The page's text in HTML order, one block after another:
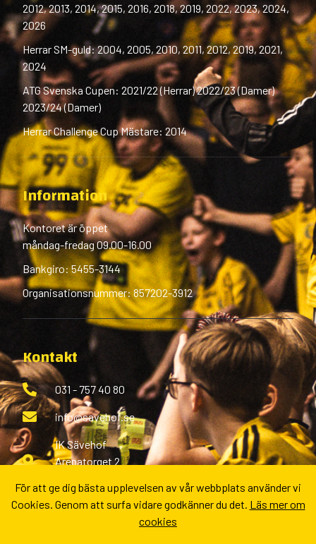
2012, 2013, 2014, 2015, 2016, 2018, 2019, 2022, 2023, 2024,
2026
Herrar SM-guld: 2004, 2005, 2010, 2011, 2012, 2019, 2021,
2024
ATG Svenska Cupen: 2021/22 (Herrar) 2022/23 (Damer)
2023/24 (Damer)
Herrar Challenge Cup Mästare: 2014
Information
Kontoret är öppet
måndag-fredag 09.00-16.00
Bankgiro: 5455-3144
Organisationsnummer: 857202-3912
Kontakt
031 - 757 40 80
info@savehof.se
IK Sävehof
Arenatorget 2
Fler kontaktvägar
För att ge dig bästa upplevelsen av vår webbplats använder vi
Cookies. Genom att surfa vidare godkänner du det. Läs mer om
cookies